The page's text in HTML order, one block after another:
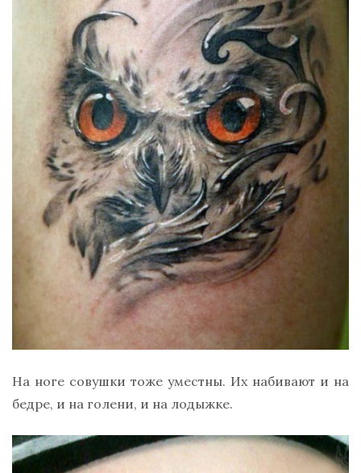
На ноге совушки тоже уместны. Их набивают и на
бедре, и на голени, и на лодыжке.